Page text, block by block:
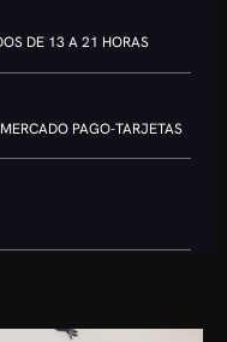
DE 13 A 21 HORAS
PAGO-TARJETAS